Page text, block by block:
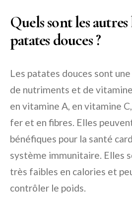
Quels sont les
patates douces ?
Les patates douces sont
de nutriments et de
en vitamine A, en vitamine
fer et en fibres. Elles
bénéfiques pour la santé
système immunitaire. Elles
très faibles en calories et
contrôler le poids.